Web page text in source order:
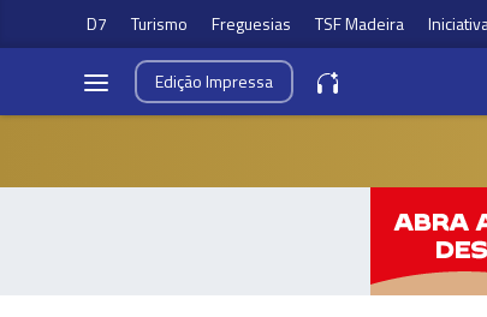
D7 Turismo Freguesias TSF Madeira
EdiçãoImpressa